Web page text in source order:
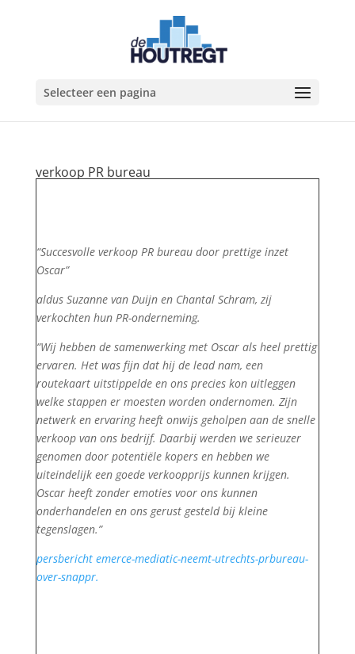
Selecteer een pagina
verkoop PR bureau
“Succesvolle verkoop PR bureau door prettige inzet
Oscar”
aldus Suzanne van Duijn en Chantal Schram, zij
verkochten hun PR-onderneming.
“Wij hebben de samenwerking met Oscar als heel prettig
ervaren. Het was fijn dat hij de lead nam, een
routekaart uitstippelde en ons precies kon uitleggen
welke stappen er moesten worden ondernomen. Zijn
netwerk en ervaring heeft onwijs geholpen aan de snelle
verkoop van ons bedrijf. Daarbij werden we serieuzer
genomen door potentiële kopers en hebben we
uiteindelijk een goede verkoopprijs kunnen krijgen.
Oscar heeft zonder emoties voor ons kunnen
onderhandelen en ons gerust gesteld bij kleine
tegenslagen.”
persbericht emerce-mediatic-neemt-utrechts-prbureau-
over-snappr.